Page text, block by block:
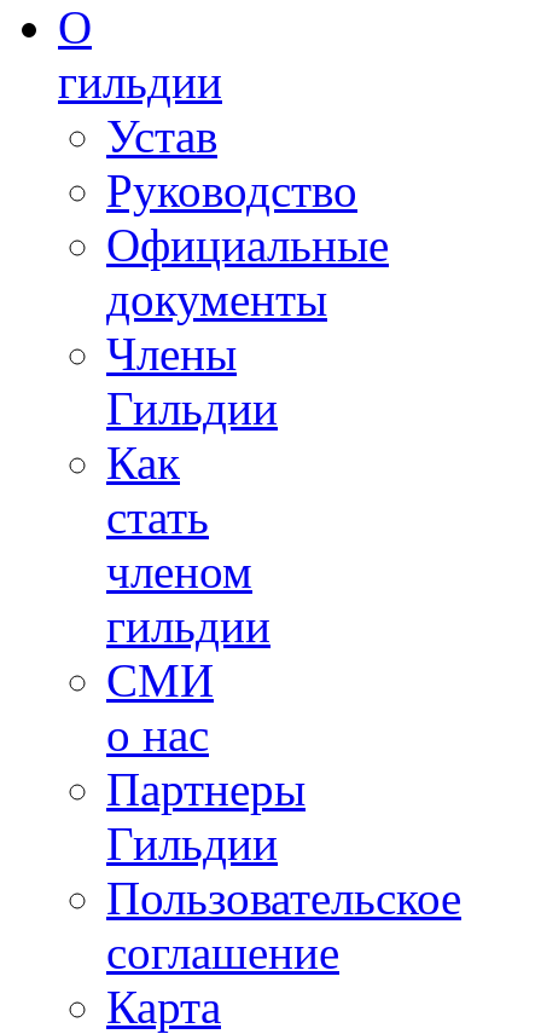
О
гильдии
Устав
Руководство
Официальные
документы
Члены
Гильдии
Как
стать
членом
гильдии
СМИ
о нас
Партнеры
Гильдии
Пользовательское
соглашение
Карта